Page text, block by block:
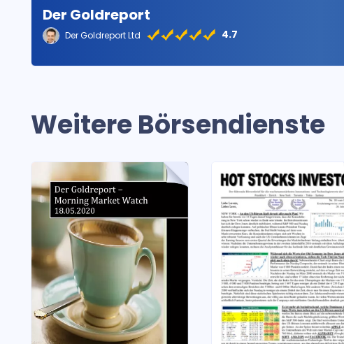
Der Goldreport
Der Goldreport Ltd 4.7
Weitere Börsendienste